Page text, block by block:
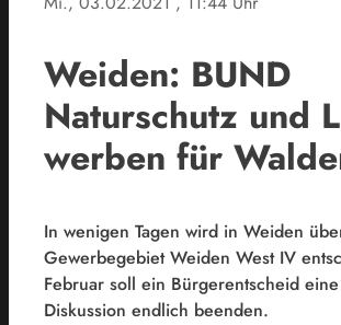
Weiden: BUND
Naturschutz und
werben für
In wenigen Tagen wird in Weiden
Gewerbegebiet Weiden West IV
Februar soll ein Bürgerentscheid
Diskussion endlich beenden.